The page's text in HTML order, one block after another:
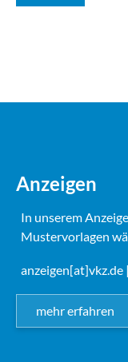
Anzeigen
In unserem
Mustervorlagen
anzeigen[at]vkz.de
mehr erfahren